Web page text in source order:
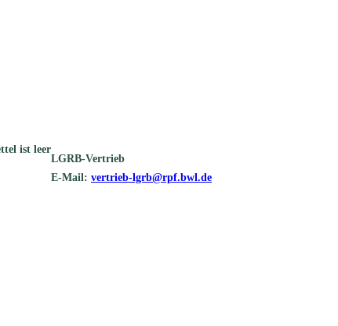
ist leer
LGRB-Vertrieb
E-Mail: vertrieb-lgrb@rpf.bwl.de